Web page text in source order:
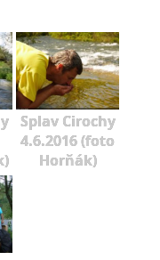
Splav Cirochy
4.6.2016 (foto
Horňák)